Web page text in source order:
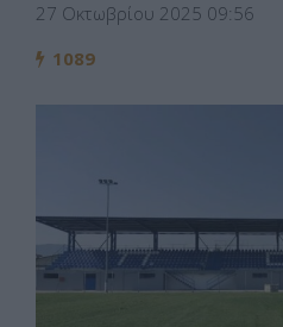
27 Οκτωβρίου 2025 09:56
1089